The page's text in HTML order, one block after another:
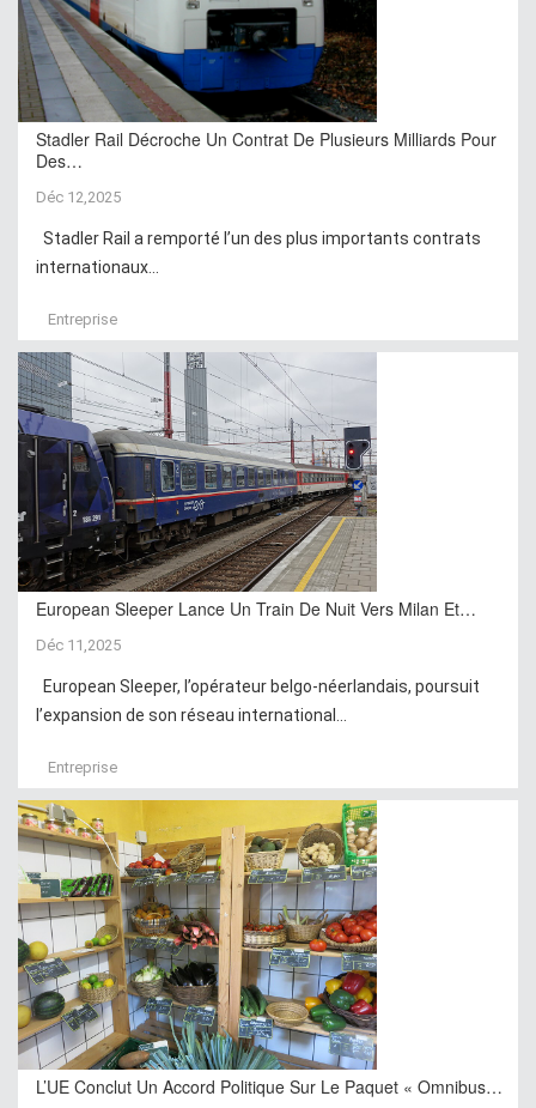
Stadler Rail Décroche Un Contrat De Plusieurs Milliards Pour
Des…
Déc 12,2025
Stadler Rail a remporté l’un des plus importants contrats
internationaux...
Entreprise
European Sleeper Lance Un Train De Nuit Vers Milan Et…
Déc 11,2025
European Sleeper, l’opérateur belgo-néerlandais, poursuit
l’expansion de son réseau international...
Entreprise
L’UE Conclut Un Accord Politique Sur Le Paquet « Omnibus…